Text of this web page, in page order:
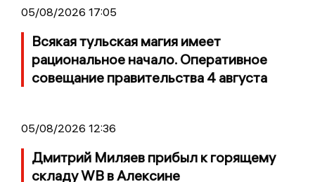
05/08/2026 17:05
Всякая тульская магия имеет
рациональное начало. Оперативное
совещание правительства 4 августа
05/08/2026 12:36
Дмитрий Миляев прибыл к горящему
складу WB в Алексине